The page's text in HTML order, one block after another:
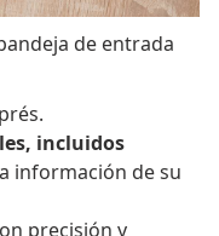
de entrada
incluidos
información de su
precisión y